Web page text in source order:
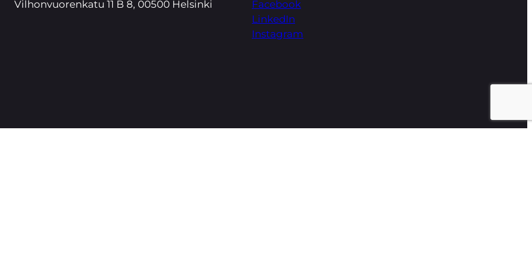
Vilhonvuorenkatu 11 B 8, 00500 Helsinki
Facebook
LinkedIn
Instagram